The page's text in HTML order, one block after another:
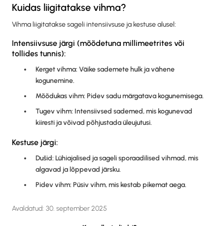
Kuidas liigitatakse vihma?
Vihma liigitatakse sageli intensiivsuse ja kestuse alusel:
Intensiivsuse järgi (mõõdetuna millimeetrites või
tollides tunnis):
Kerget vihma: Väike sademete hulk ja vähene
kogunemine.
Mõõdukas vihm: Pidev sadu märgatava kogunemisega.
Tugev vihm: Intensiivsed sademed, mis kogunevad
kiiresti ja võivad põhjustada üleujutusi.
Kestuse järgi:
Dušid: Lühiajalised ja sageli sporaadilised vihmad, mis
algavad ja lõppevad järsku.
Pidev vihm: Püsiv vihm, mis kestab pikemat aega.
Avaldatud: 30. september 2025